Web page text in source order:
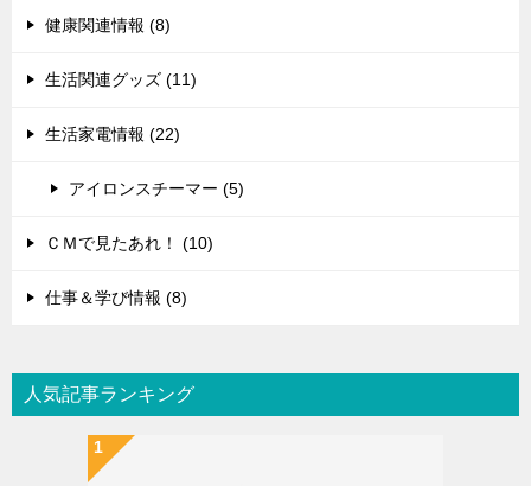
健康関連情報 (8)
生活関連グッズ (11)
生活家電情報 (22)
アイロンスチーマー (5)
ＣＭで見たあれ！ (10)
仕事＆学び情報 (8)
人気記事ランキング